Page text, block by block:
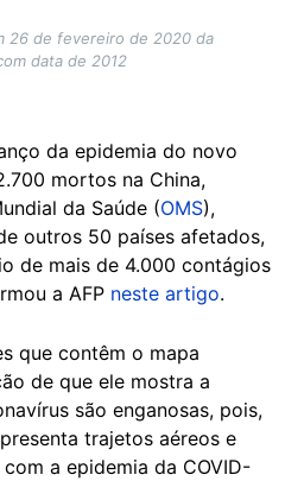
26 de fevereiro de 2020 da
data de 2012
da epidemia do novo
mortos na China,
da Saúde (OMS),
outros 50 países afetados,
de mais de 4.000 contágios
a AFP neste artigo.
que contêm o mapa
de que ele mostra a
são enganosas, pois,
trajetos aéreos e
a epidemia da COVID-